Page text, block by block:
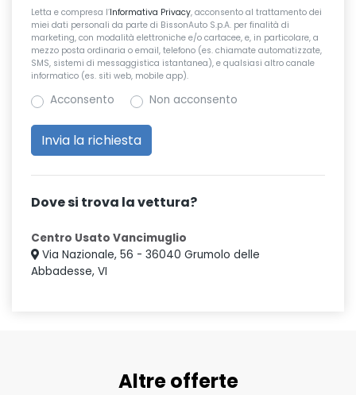
Letta e compresa l’Informativa Privacy, acconsento al trattamento dei
miei dati personali da parte di BissonAuto S.p.A. per finalità di
marketing, con modalità elettroniche e/o cartacee, e, in particolare, a
mezzo posta ordinaria o email, telefono (es. chiamate automatizzate,
SMS, sistemi di messaggistica istantanea), e qualsiasi altro canale
informatico (es. siti web, mobile app).
Acconsento Non acconsento
Dove si trova la vettura?
Centro Usato Vancimuglio
Via Nazionale, 56 - 36040 Grumolo delle
Abbadesse, VI
Altre offerte